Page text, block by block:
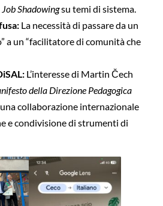
Job Shadowingsu temi di sistema.
La necessità di passare da un
a un “facilitatore di comunità che
L’interesse di Martin Čech
della Direzione Pedagogica
una collaborazione internazionale
e condivisione di strumenti di